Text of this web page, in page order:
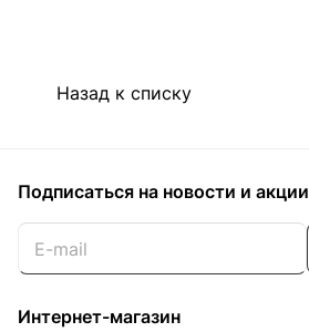
Назад к списку
Подписаться на новости и акции
Интернет-магазин